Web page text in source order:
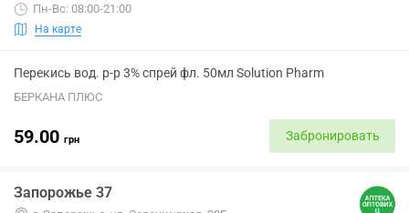
Пн-Вс: 08:00-21:00
На карте
Перекись вод. р-р 3% спрей фл. 50мл Solution Pharm
БЕРКАНА ПЛЮС
59.00 грн Забронировать
Запорожье 37